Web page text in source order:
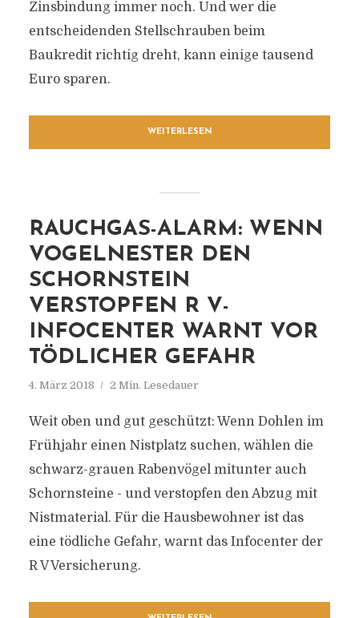
Zinsbindung immer noch. Und wer die
entscheidenden Stellschrauben beim
Baukredit richtig dreht, kann einige tausend
Euro sparen.
WEITERLESEN
RAUCHGAS-ALARM: WENN
VOGELNESTER DEN
SCHORNSTEIN
VERSTOPFEN R V-
INFOCENTER WARNT VOR
TÖDLICHER GEFAHR
4. März 2018 2 Min. Lesedauer
Weit oben und gut geschützt: Wenn Dohlen im
Frühjahr einen Nistplatz suchen, wählen die
schwarz-grauen Rabenvögel mitunter auch
Schornsteine - und verstopfen den Abzug mit
Nistmaterial. Für die Hausbewohner ist das
eine tödliche Gefahr, warnt das Infocenter der
R V Versicherung.